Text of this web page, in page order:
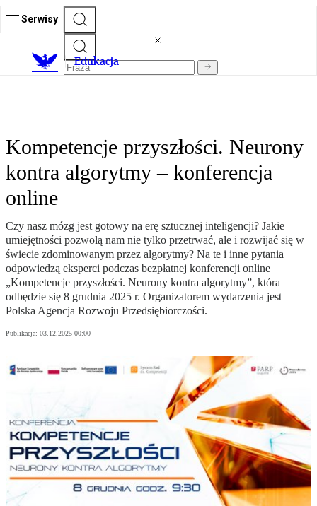
Serwisy
Edukacja
Kompetencje przyszłości. Neurony
kontra algorytmy – konferencja
online
Czy nasz mózg jest gotowy na erę sztucznej inteligencji? Jakie
umiejętności pozwolą nam nie tylko przetrwać, ale i rozwijać się w
świecie zdominowanym przez algorytmy? Na te i inne pytania
odpowiedzą eksperci podczas bezpłatnej konferencji online
„Kompetencje przyszłości. Neurony kontra algorytmy”, która
odbędzie się 8 grudnia 2025 r. Organizatorem wydarzenia jest
Polska Agencja Rozwoju Przedsiębiorczości.
Publikacja: 03.12.2025 00:00